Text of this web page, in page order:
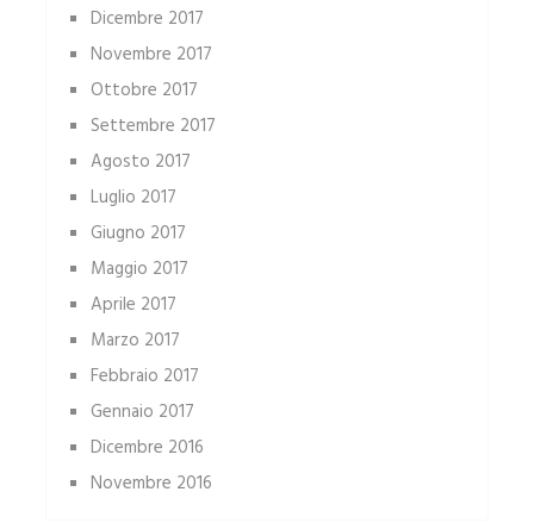
Dicembre 2017
Novembre 2017
Ottobre 2017
Settembre 2017
Agosto 2017
Luglio 2017
Giugno 2017
Maggio 2017
Aprile 2017
Marzo 2017
Febbraio 2017
Gennaio 2017
Dicembre 2016
Novembre 2016